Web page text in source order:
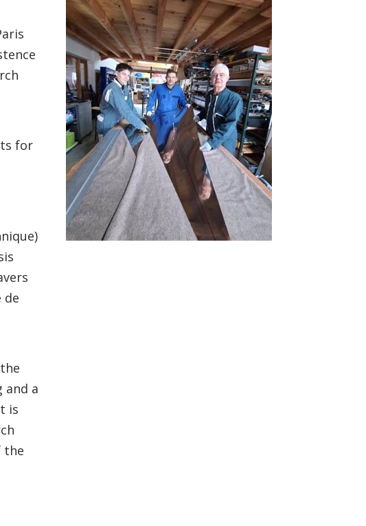
for
de
and a
is
the